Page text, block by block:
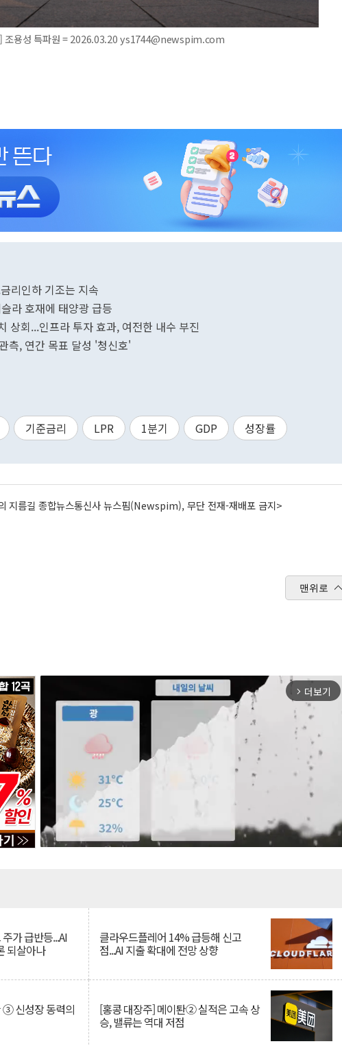
] 조용성 특파원 = 2026.03.20 ys1744@newspim.com
리인하 기조는 지속
라 호재에 태양광 급등
상회...인프라 투자 효과, 여전한 내수 부진
측, 연간 목표 달성 '청신호'
기준금리 LPR 1분기 GDP 성장률
지름길 종합뉴스통신사 뉴스핌(Newspim), 무단 전재-재배포 금지>
맨위로
arrow_forward_ios 더보기
가 급반등...AI
되살아나
클라우드플레어 14% 급등해 신고
점...AI 지출 확대에 전망 상향
③ 신성장 동력의 [홍콩 대장주] 메이퇀② 실적은 고속 상
승, 밸류는 역대 저점